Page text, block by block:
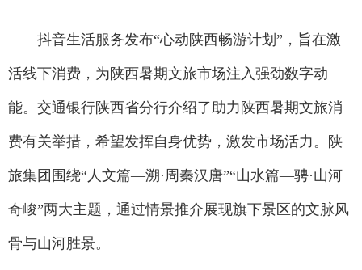
抖音生活服务发布“心动陕西畅游计划”，旨在激
活线下消费，为陕西暑期文旅市场注入强劲数字动
能。交通银行陕西省分行介绍了助力陕西暑期文旅消
费有关举措，希望发挥自身优势，激发市场活力。陕
旅集团围绕“人文篇—溯·周秦汉唐”“山水篇—骋·山河
奇峻”两大主题，通过情景推介展现旗下景区的文脉风
骨与山河胜景。